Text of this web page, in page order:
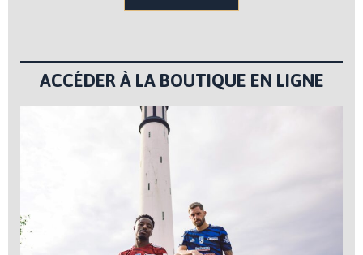
ACCÉDER À LA BOUTIQUE EN LIGNE